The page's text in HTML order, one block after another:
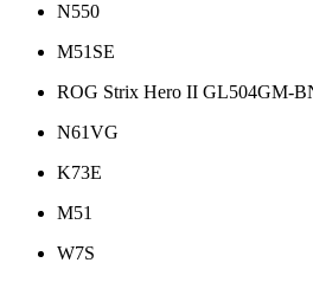
N550
M51SE
ROG Strix Hero II GL504GM-
N61VG
K73E
M51
W7S